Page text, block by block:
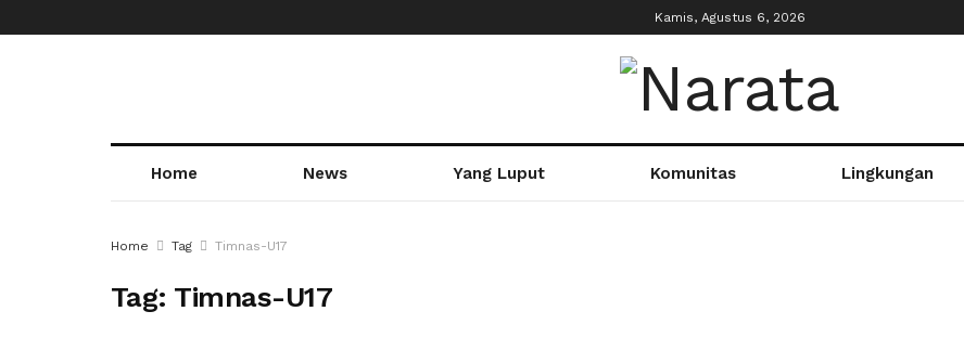
Kamis, Agustus 6, 2026
Home News Yang Luput Komunitas Lingkungan
Home Tag Timnas-U17
Tag: Timnas-U17